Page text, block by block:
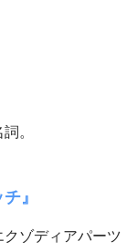
。
』
ゾディアパーツ